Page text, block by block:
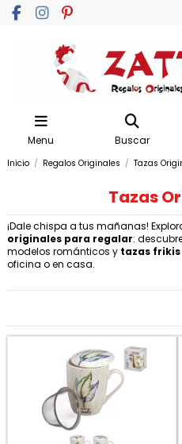
Menu Buscar
Inicio Regalos Originales Tazas
Tazas
¡Dale chispa a tus mañanas!
originales para regalar:
modelos románticos y tazas frikis
oficina o en casa.